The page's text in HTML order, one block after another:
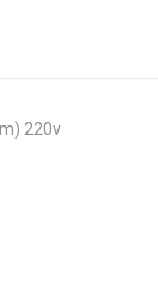
220v